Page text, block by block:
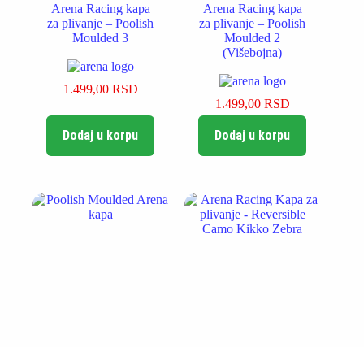
Arena Racing kapa
za plivanje – Poolish
Moulded 3
1.499,00 RSD
Dodaj u korpu
Arena Racing kapa
za plivanje – Poolish
Moulded 2
(Višebojna)
1.499,00 RSD
Dodaj u korpu